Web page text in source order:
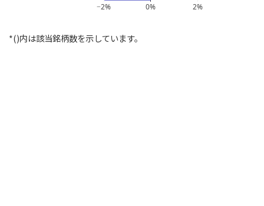
−2% 0% 2%
*()内は該当銘柄数を示しています。